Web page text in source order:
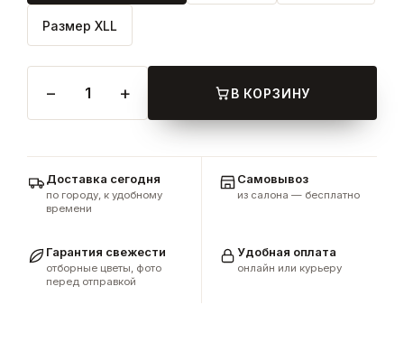
Размер XLL
− 1 + В КОРЗИНУ
Доставка сегодня
по городу, к удобному
времени
Самовывоз
из салона — бесплатно
Гарантия свежести
отборные цветы, фото
перед отправкой
Удобная оплата
онлайн или курьеру